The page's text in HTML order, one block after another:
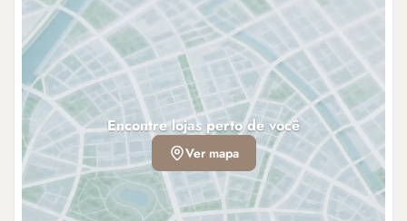
Encontre lojas perto de você
Ver mapa